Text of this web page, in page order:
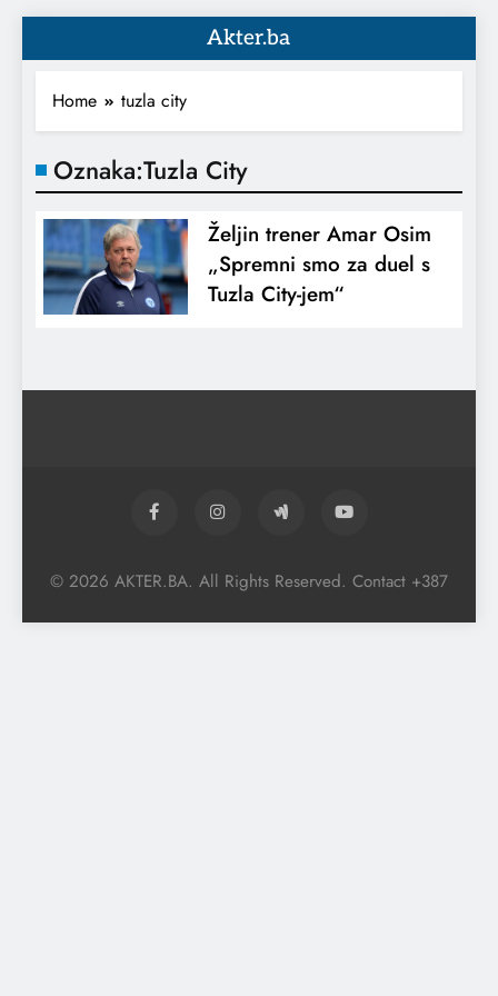
Akter.ba
Home tuzla city
Oznaka:Tuzla City
Željin trener Amar Osim
„Spremni smo za duel s
Tuzla City-jem“
© 2026 AKTER.BA. All Rights Reserved. Contact +387